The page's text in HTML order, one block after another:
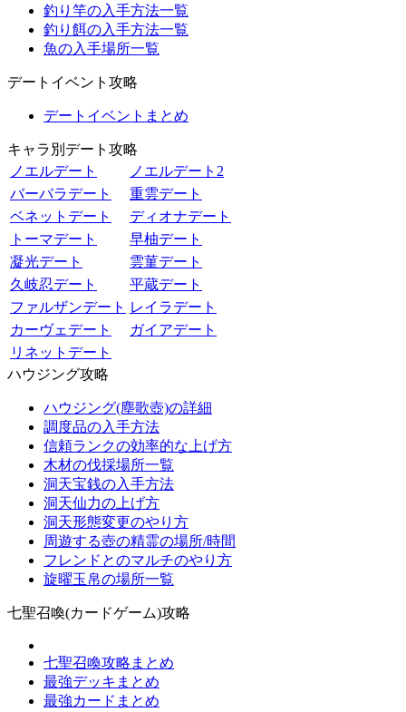
釣り竿の入手方法一覧
釣り餌の入手方法一覧
魚の入手場所一覧
デートイベント攻略
デートイベントまとめ
キャラ別デート攻略
ノエルデート
ノエルデート2
バーバラデート
重雲デート
ベネットデート
ディオナデート
トーマデート
早柚デート
凝光デート
雲菫デート
久岐忍デート
平蔵デート
ファルザンデート レイラデート
カーヴェデート
ガイアデート
リネットデート
ハウジング攻略
ハウジング(塵歌壺)の詳細
調度品の入手方法
信頼ランクの効率的な上げ方
木材の伐採場所一覧
洞天宝銭の入手方法
洞天仙力の上げ方
洞天形態変更のやり方
周遊する壺の精霊の場所/時間
フレンドとのマルチのやり方
旋曜玉帛の場所一覧
七聖召喚(カードゲーム)攻略
七聖召喚攻略まとめ
最強デッキまとめ
最強カードまとめ